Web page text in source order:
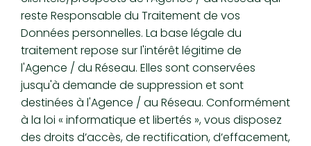
reste Responsable du Traitement de vos
Données personnelles. La base légale du
traitement repose sur l'intérêt légitime de
l'Agence / du Réseau. Elles sont conservées
jusqu'à demande de suppression et sont
destinées à l'Agence / au Réseau. Conformément
à la loi « informatique et libertés », vous disposez
des droits d’accès, de rectification, d’effacement,